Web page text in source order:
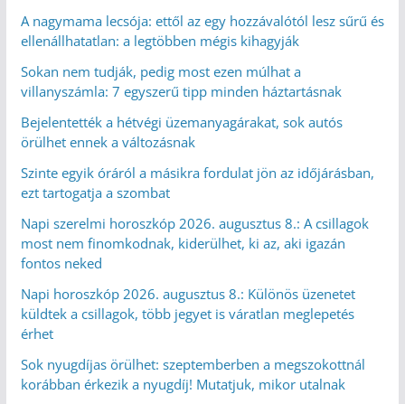
A nagymama lecsója: ettől az egy hozzávalótól lesz sűrű és
ellenállhatatlan: a legtöbben mégis kihagyják
Sokan nem tudják, pedig most ezen múlhat a
villanyszámla: 7 egyszerű tipp minden háztartásnak
Bejelentették a hétvégi üzemanyagárakat, sok autós
örülhet ennek a változásnak
Szinte egyik óráról a másikra fordulat jön az időjárásban,
ezt tartogatja a szombat
Napi szerelmi horoszkóp 2026. augusztus 8.: A csillagok
most nem finomkodnak, kiderülhet, ki az, aki igazán
fontos neked
Napi horoszkóp 2026. augusztus 8.: Különös üzenetet
küldtek a csillagok, több jegyet is váratlan meglepetés
érhet
Sok nyugdíjas örülhet: szeptemberben a megszokottnál
korábban érkezik a nyugdíj! Mutatjuk, mikor utalnak